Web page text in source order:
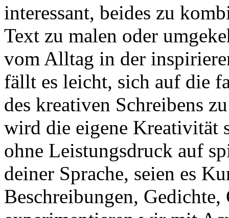
interessant, beides zu
Text zu malen oder
vom Alltag in der
fällt es leicht, sich auf die
des kreativen Schreibens
wird die eigene Kreativität
ohne Leistungsdruck auf
deiner Sprache, seien es
Beschreibungen,